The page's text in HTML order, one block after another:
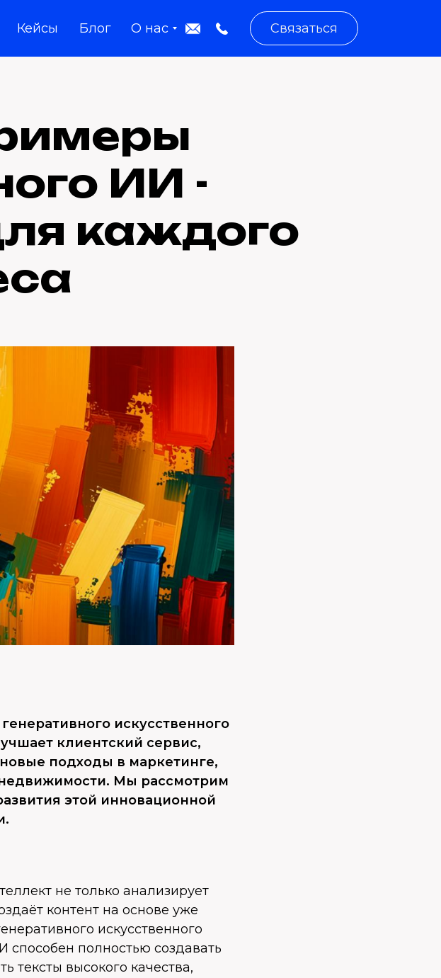
О нас
Кейсы Блог Связаться
ИИ -
каждого
искусственного
клиентский сервис,
подходы в маркетинге,
Мы рассмотрим
этой инновационной
не только анализирует
контент на основе уже
искусственного
способен полностью создавать
тексты высокого качества,